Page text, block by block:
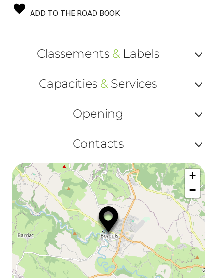
ADD TO THE ROAD BOOK
Classements &Labels
ou
Capacities & Services
ou
Opening
ou
et
Contacts
ou
+
−